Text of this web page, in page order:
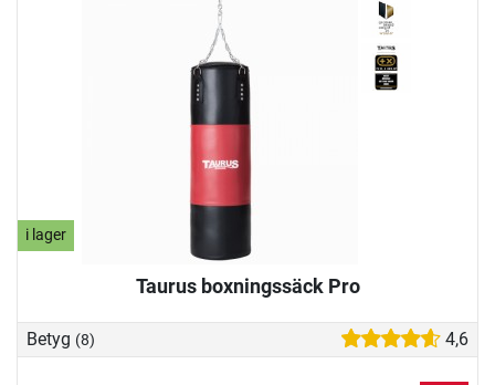
i lager
Taurus boxningssäck Pro
Betyg (8) 4,6